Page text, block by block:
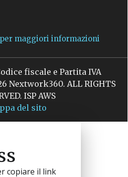
maggiori informazioni
fiscale e Partita IVA
Nextwork360. ALL RIGHTS
ISP AWS
del sito
copiare il link